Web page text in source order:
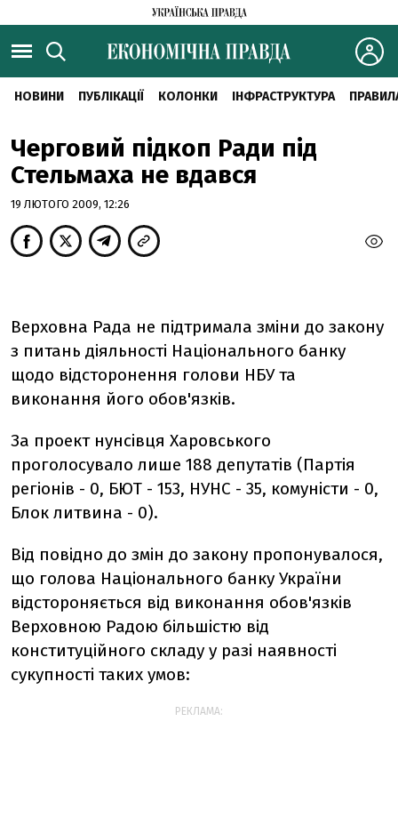
НОВИНИ ПУБЛІКАЦІЇ КОЛОНКИ ІНФРАСТРУКТУРА
Черговий підкоп Ради під
Стельмаха не вдався
19 ЛЮТОГО 2009, 12:26
Верховна Рада не підтримала зміни до закону
з питань діяльності Національного банку
щодо відсторонення голови НБУ та
виконання його обов'язків.
За проект нунсівця Харовського
проголосувало лише 188 депутатів (Партія
регіонів - 0, БЮТ - 153, НУНС - 35, комуністи - 0,
Блок литвина - 0).
Від повідно до змін до закону пропонувалося,
що голова Національного банку України
відстороняється від виконання обов'язків
Верховною Радою більшістю від
конституційного складу у разі наявності
сукупності таких умов:
РЕКЛАМА: